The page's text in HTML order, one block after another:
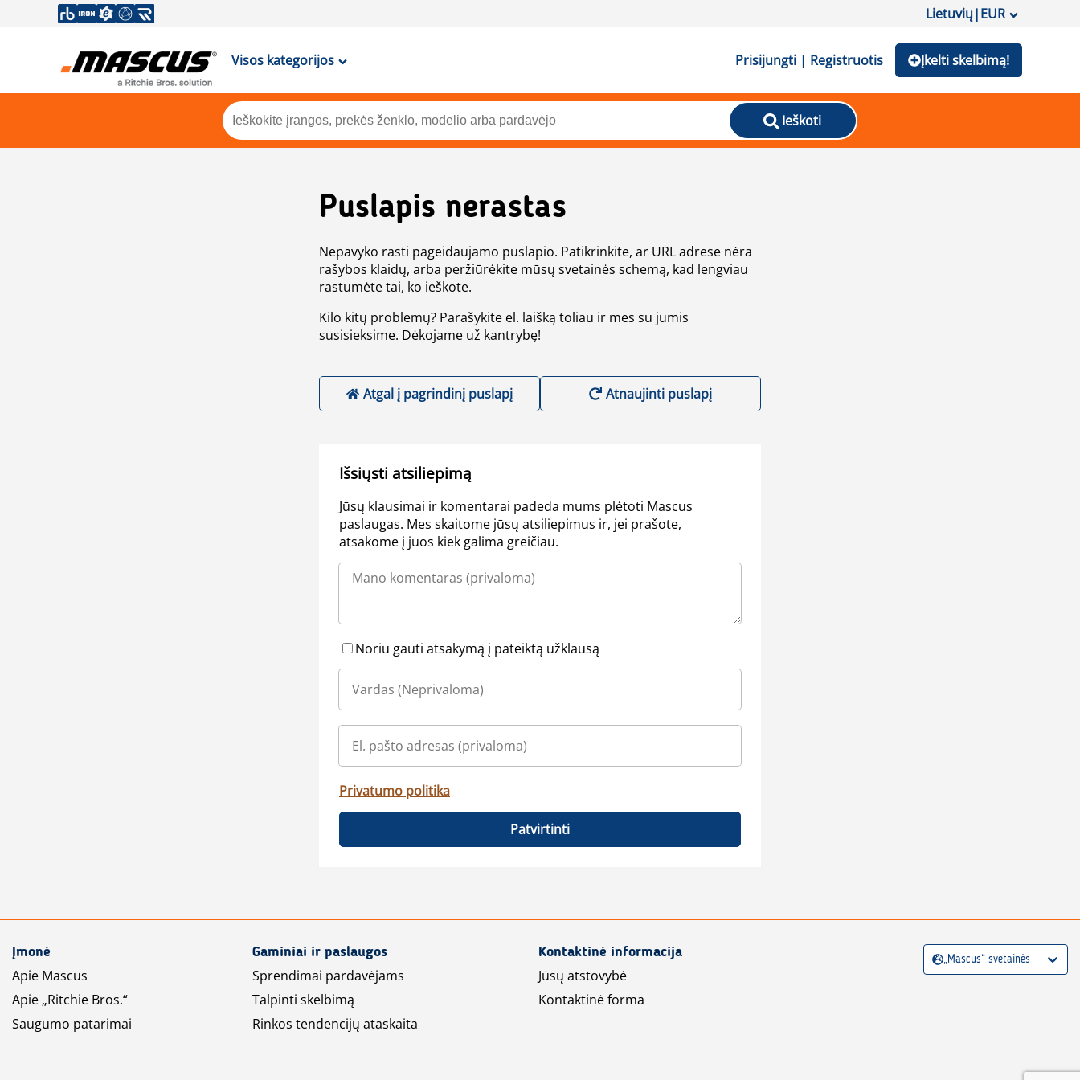
Lietuvių|EUR
Visos kategorijos Prisijungti | Registruotis Įkelti skelbimą!
Ieškoti
Puslapis nerastas
Nepavyko rasti pageidaujamo puslapio. Patikrinkite, ar URL adrese nėra
rašybos klaidų, arba peržiūrėkite mūsų svetainės schemą, kad lengviau
rastumėte tai, ko ieškote.
Kilo kitų problemų? Parašykite el. laišką toliau ir mes su jumis
susisieksime. Dėkojame už kantrybę!
Atgal į pagrindinį puslapį Atnaujinti puslapį
Išsiųsti atsiliepimą
Jūsų klausimai ir komentarai padeda mums plėtoti Mascus
paslaugas. Mes skaitome jūsų atsiliepimus ir, jei prašote,
atsakome į juos kiek galima greičiau.
Noriu gauti atsakymą į pateiktą užklausą
Privatumo politika
Patvirtinti
Įmonė
Apie Mascus
Apie „Ritchie Bros.“
Saugumo patarimai
Gaminiai ir paslaugos
Sprendimai pardavėjams
Talpinti skelbimą
Rinkos tendencijų ataskaita
Kontaktinė informacija
Jūsų atstovybė
Kontaktinė forma
„Mascus“ svetainės